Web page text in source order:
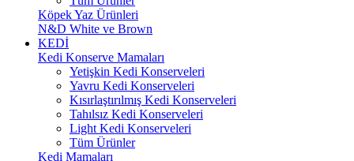
Köpek Yaz Ürünleri
N&D White ve Brown
KEDİ
Kedi Konserve Mamaları
Yetişkin Kedi Konserveleri
Yavru Kedi Konserveleri
Kısırlaştırılmış Kedi Konserveleri
Tahılsız Kedi Konserveleri
Light Kedi Konserveleri
Tüm Ürünler
Kedi Mamaları